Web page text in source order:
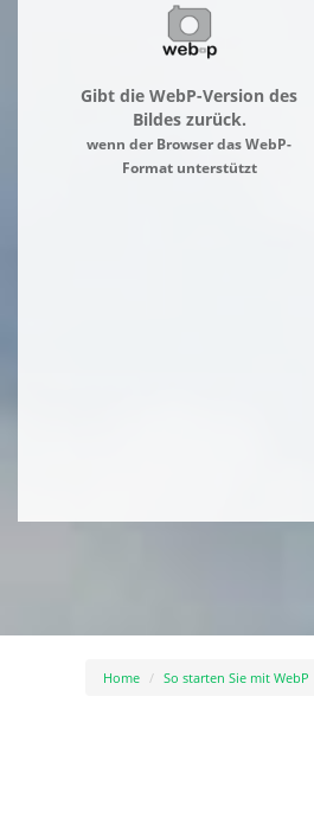
Gibt die WebP-Version des
Bildes zurück.
wenn der Browser das WebP-
Format unterstützt
Home So starten Sie mit WebP